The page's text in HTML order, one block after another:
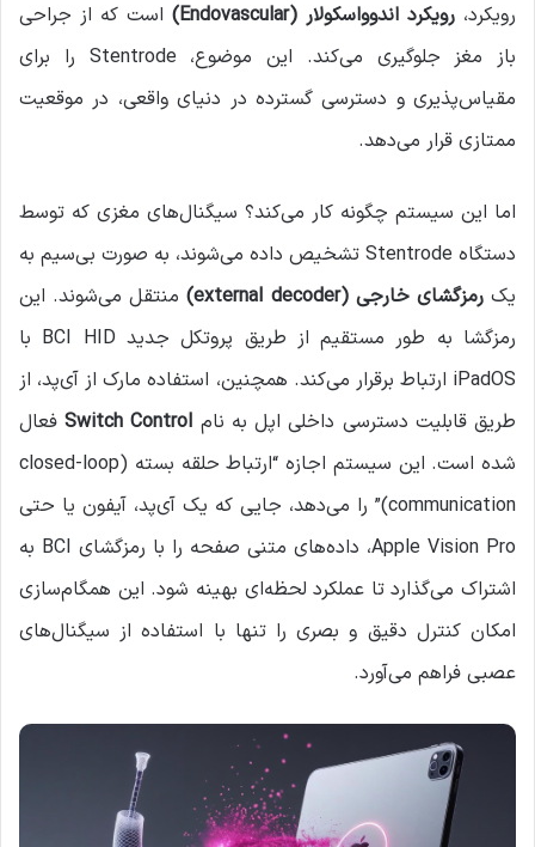
رویکرد، رویکرد اندوواسکولار (Endovascular)
است که از جراحی
باز مغز جلوگیری می‌کند. این موضوع، Stentrode را برای
مقیاس‌پذیری و دسترسی گسترده در دنیای واقعی، در موقعیت
ممتازی قرار می‌دهد.
اما این سیستم چگونه کار می‌کند؟ سیگنال‌های مغزی که توسط
دستگاه Stentrode تشخیص داده می‌شوند، به صورت بی‌سیم به
یکرمزگشای خارجی (external decoder)
منتقل می‌شوند. این
رمزگشا به طور مستقیم از طریق پروتکل جدید BCI HID با
iPadOS ارتباط برقرار می‌کند. همچنین، استفاده مارک از آی‌پد، از
طریق قابلیت دسترسی داخلی اپل به نام Switch Controlفعال
شده است. این سیستم اجازه “ارتباط حلقه بسته (closed-loop
communication)” را می‌دهد، جایی که یک آی‌پد، آیفون یا حتی
Apple Vision Pro، داده‌های متنی صفحه را با رمزگشای BCI به
اشتراک می‌گذارد تا عملکرد لحظه‌ای بهینه شود. این همگام‌سازی
امکان کنترل دقیق و بصری را تنها با استفاده از سیگنال‌های
عصبی فراهم می‌آورد.